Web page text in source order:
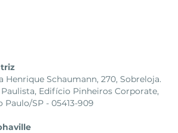
Henrique Schaumann, 270, Sobreloja.
Paulista, Edifício Pinheiros Corporate,
Paulo/SP - 05413-909